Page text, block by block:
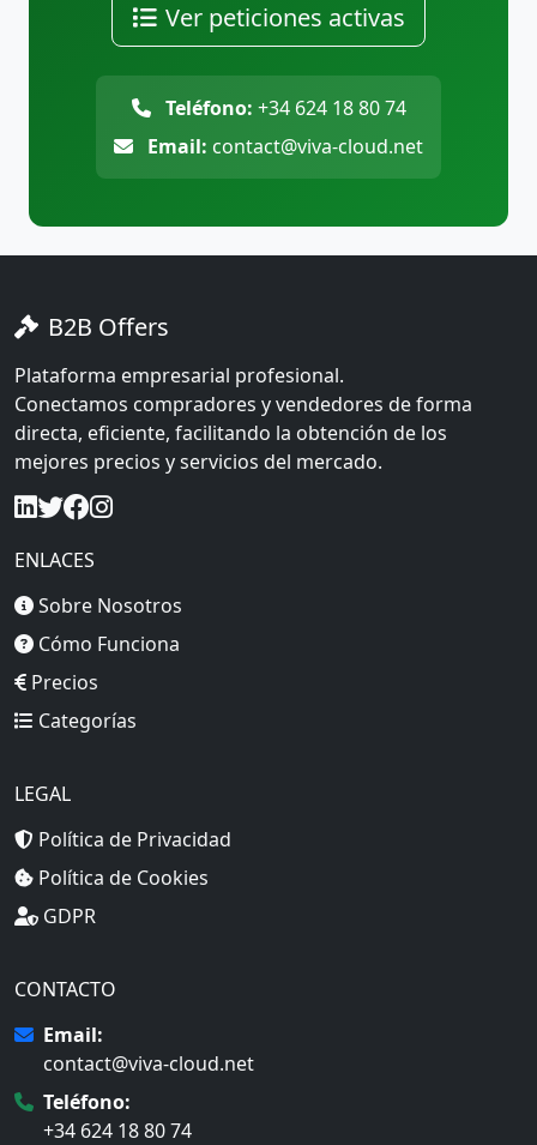
Ver peticiones activas
Teléfono: +34 624 18 80 74
Email: contact@viva-cloud.net
B2B Offers
Plataforma empresarial profesional.
Conectamos compradores y vendedores de forma
directa, eficiente, facilitando la obtención de los
mejores precios y servicios del mercado.
ENLACES
Sobre Nosotros
Cómo Funciona
Precios
Categorías
LEGAL
Política de Privacidad
Política de Cookies
GDPR
CONTACTO
Email:
contact@viva-cloud.net
Teléfono:
+34 624 18 80 74